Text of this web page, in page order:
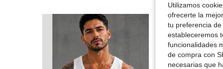
Utilizamos
ofrecerte la
tu preferencia
estableceremos
funcionalidades
de compra con
necesarias que